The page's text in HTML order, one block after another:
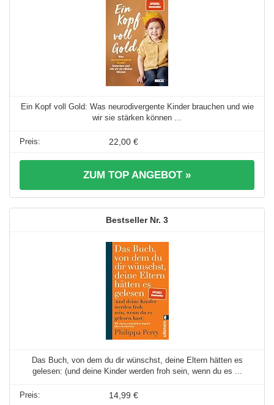
Ein Kopf voll Gold: Was neurodivergente Kinder brauchen und wie
wir sie stärken können ...
22,00 €
ZUM TOP ANGEBOT »
3
Das Buch, von dem du dir wünschst, deine Eltern hätten es
gelesen: (und deine Kinder werden froh sein, wenn du es ...
14,99 €